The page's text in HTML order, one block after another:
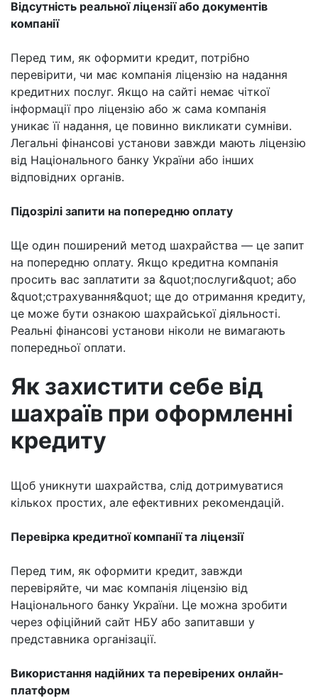
Відсутність реальної ліцензії або документів
компанії
Перед тим, як оформити кредит, потрібно
перевірити, чи має компанія ліцензію на надання
кредитних послуг. Якщо на сайті немає чіткої
інформації про ліцензію або ж сама компанія
уникає її надання, це повинно викликати сумніви.
Легальні фінансові установи завжди мають ліцензію
від Національного банку України або інших
відповідних органів.
Підозрілі запити на попередню оплату
Ще один поширений метод шахрайства — це запит
на попередню оплату. Якщо кредитна компанія
просить вас заплатити за &quot;послуги&quot; або
&quot;страхування&quot; ще до отримання кредиту,
це може бути ознакою шахрайської діяльності.
Реальні фінансові установи ніколи не вимагають
попередньої оплати.
Як захистити себе від
шахраїв при оформленні
кредиту
Щоб уникнути шахрайства, слід дотримуватися
кількох простих, але ефективних рекомендацій.
Перевірка кредитної компанії та ліцензії
Перед тим, як оформити кредит, завжди
перевіряйте, чи має компанія ліцензію від
Національного банку України. Це можна зробити
через офіційний сайт НБУ або запитавши у
представника організації.
Використання надійних та перевірених онлайн-
платформ